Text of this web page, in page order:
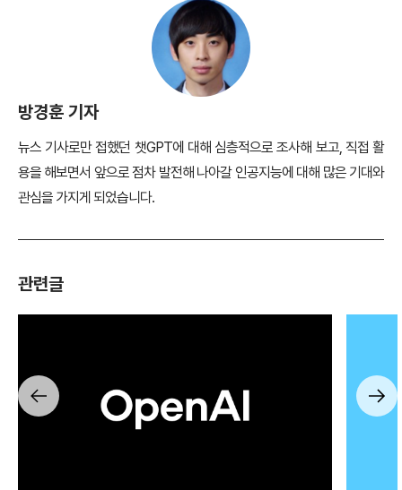
방경훈 기자
뉴스 기사로만 접했던 챗GPT에 대해 심층적으로 조사해 보고, 직접 활
용을 해보면서 앞으로 점차 발전해 나아갈 인공지능에 대해 많은 기대와
관심을 가지게 되었습니다.
관련글